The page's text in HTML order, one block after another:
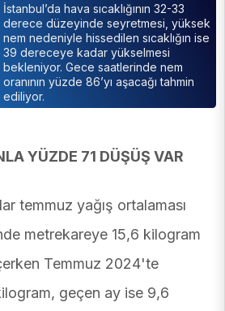
İstanbul’da hava sıcaklığının 32-33
derece düzeyinde seyretmesi, yüksek
nem nedeniyle hissedilen sıcaklığın ise
39 dereceye kadar yükselmesi
bekleniyor. Gece saatlerinde nem
oranının yüzde 86’yı aşacağı tahmin
ediliyor.
YÜZDE 71 DÜŞÜŞ VAR
temmuz yağış ortalaması
metrekareye 15,6 kilogram
Temmuz 2024'te
geçen ay ise 9,6